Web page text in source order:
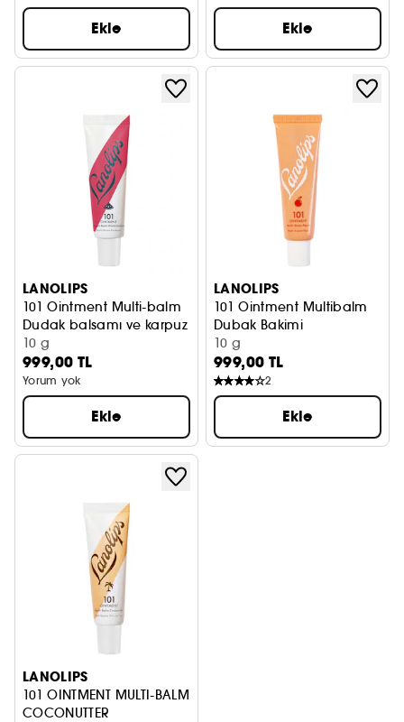
Ekle Ekle
LANOLIPS
101 Ointment Multi-balm
Dudak balsamı ve karpuz kuru cilt
10 g
999,00 TL
Yorum yok
Ekle
LANOLIPS
101 Ointment Multibalm
Dubak Bakimi
10 g
999,00 TL
2
Ekle
LANOLIPS
101 OINTMENT MULTI-BALM
COCONUTTER